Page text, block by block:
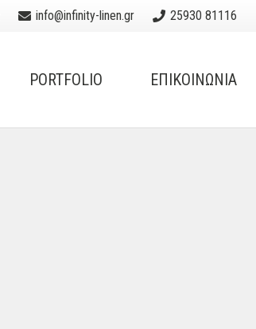
info@infinity-linen.gr 25930 81116
PORTFOLIO ΕΠΙΚΟΙΝΩΝΙΑ